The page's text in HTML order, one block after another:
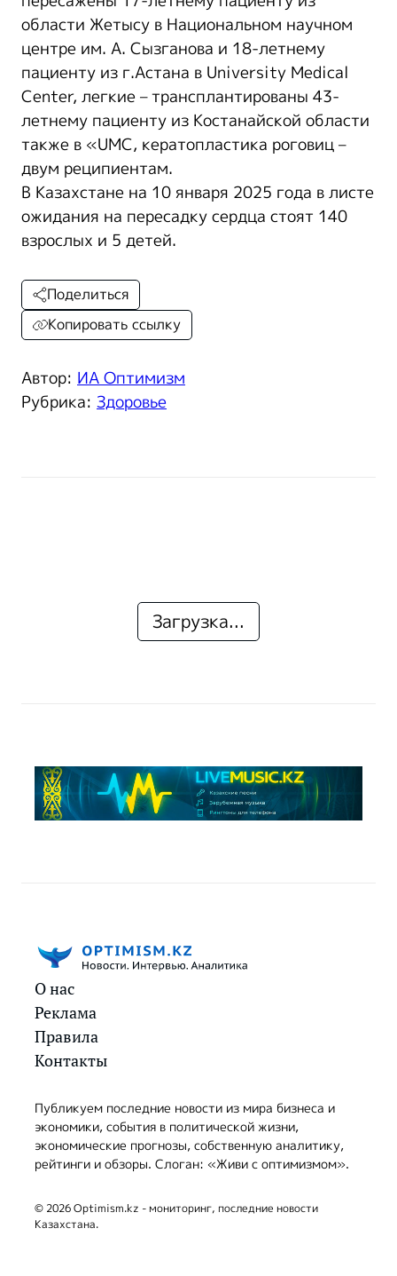
области Жетысу в Национальном научном
центре им. А. Сызганова и 18-летнему
пациенту из г.Астана в University Medical
Center, легкие – трансплантированы 43-
летнему пациенту из Костанайской области
также в «UMC, кератопластика роговиц –
двум реципиентам.
В Казахстане на 10 января 2025 года в листе
ожидания на пересадку сердца стоят 140
взрослых и 5 детей.
Автор: ИА Оптимизм
Рубрика: Здоровье
Поделиться
Копировать ссылку
Загрузка...
О нас
Реклама
Правила
Контакты
Публикуем последние новости из мира бизнеса и
экономики, события в политической жизни,
экономические прогнозы, собственную аналитику,
рейтинги и обзоры. Слоган: «Живи с оптимизмом».
© 2026 Optimism.kz - мониторинг, последние новости
Казахстана.